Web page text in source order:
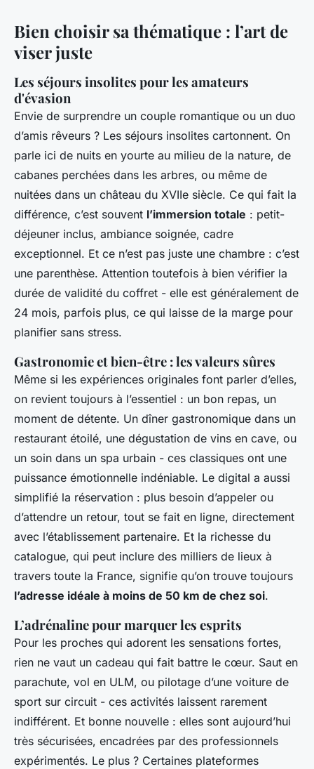
Bien choisir sa thématique : l’art de
viser juste
Les séjours insolites pour les amateurs
d'évasion
Envie de surprendre un couple romantique ou un duo
d’amis rêveurs ? Les séjours insolites cartonnent. On
parle ici de nuits en yourte au milieu de la nature, de
cabanes perchées dans les arbres, ou même de
nuitées dans un château du XVIIe siècle. Ce qui fait la
différence, c’est souvent l’immersion totale : petit-
déjeuner inclus, ambiance soignée, cadre
exceptionnel. Et ce n’est pas juste une chambre : c’est
une parenthèse. Attention toutefois à bien vérifier la
durée de validité du coffret - elle est généralement de
24 mois, parfois plus, ce qui laisse de la marge pour
planifier sans stress.
Gastronomie et bien-être : les valeurs sûres
Même si les expériences originales font parler d’elles,
on revient toujours à l’essentiel : un bon repas, un
moment de détente. Un dîner gastronomique dans un
restaurant étoilé, une dégustation de vins en cave, ou
un soin dans un spa urbain - ces classiques ont une
puissance émotionnelle indéniable. Le digital a aussi
simplifié la réservation : plus besoin d’appeler ou
d’attendre un retour, tout se fait en ligne, directement
avec l’établissement partenaire. Et la richesse du
catalogue, qui peut inclure des milliers de lieux à
travers toute la France, signifie qu’on trouve toujours
l’adresse idéale à moins de 50 km de chez soi.
L’adrénaline pour marquer les esprits
Pour les proches qui adorent les sensations fortes,
rien ne vaut un cadeau qui fait battre le cœur. Saut en
parachute, vol en ULM, ou pilotage d’une voiture de
sport sur circuit - ces activités laissent rarement
indifférent. Et bonne nouvelle : elles sont aujourd’hui
très sécurisées, encadrées par des professionnels
expérimentés. Le plus ? Certaines plateformes